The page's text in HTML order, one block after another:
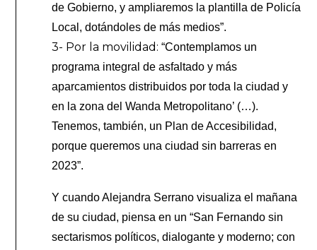
de Gobierno, y ampliaremos la plantilla de Policía
Local, dotándoles de más medios”.
3- Por la movilidad:“Contemplamos un
programa integral de asfaltado y más
aparcamientos distribuidos por toda la ciudad y
en la zona del Wanda Metropolitano’ (…).
Tenemos, también, un Plan de Accesibilidad,
porque queremos una ciudad sin barreras en
2023”.
Y cuando Alejandra Serrano visualiza el mañana
de su ciudad, piensa en un “San Fernando sin
sectarismos políticos, dialogante y moderno; con